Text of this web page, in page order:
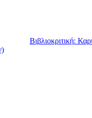
Βιβλιοκριτική: